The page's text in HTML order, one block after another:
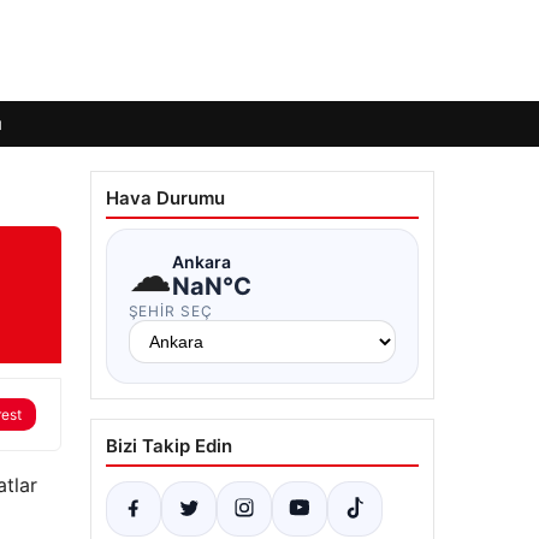
Hava Durumu
☁Ankara
NaN°C
ŞEHIR SEÇ
Bizi Takip Edin